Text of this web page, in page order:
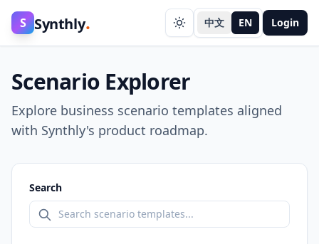
S Synthly. 中文 EN Login
Scenario Explorer
Explore business scenario templates aligned
with Synthly's product roadmap.
Search